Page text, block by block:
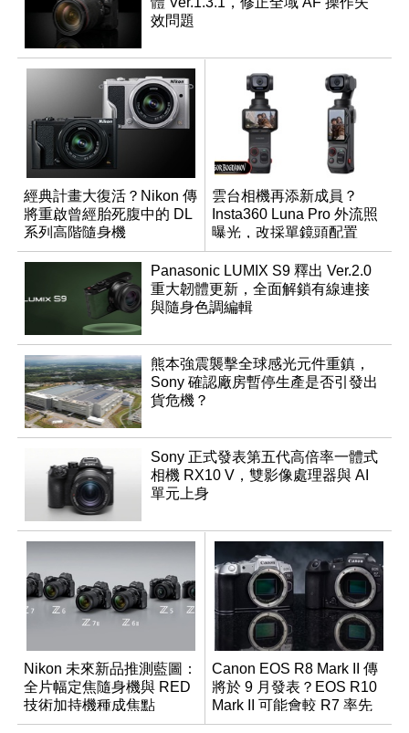
效問題
經典計畫大復活？Nikon 傳
將重啟曾經胎死腹中的 DL
系列高階隨身機
雲台相機再添新成員？
Insta360 Luna Pro 外流照
曝光，改採單鏡頭配置
Panasonic LUMIX S9 釋出 Ver.2.0
重大韌體更新，全面解鎖有線連接
與隨身色調編輯
熊本強震襲擊全球感光元件重鎮，
Sony 確認廠房暫停生產是否引發出
貨危機？
Sony 正式發表第五代高倍率一體式
相機 RX10 V，雙影像處理器與 AI
單元上身
Nikon 未來新品推測藍圖：
全片幅定焦隨身機與 RED
技術加持機種成焦點
Canon EOS R8 Mark II 傳
將於 9 月發表？EOS R10
Mark II 可能會較 R7 率先
推出